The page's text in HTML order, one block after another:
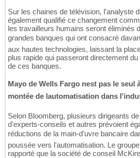
Sur les chaines de télévision, l'analyste
également qualifié ce changement
les travailleurs humains seront éliminés
grandes banques qui ont consacré
aux hautes technologies, laissant la
plus rapide qui passeront directement
de ces banques.
Mayo de Wells Fargo nest pas le
montée de lautomatisation dans
Selon Bloomberg, plusieurs dirigeants
d'experts-conseils et autres prévoient
réductions de la main-d'uvre bancaire
poussée vers l'automatisation. Le
rapporté que la société de conseil